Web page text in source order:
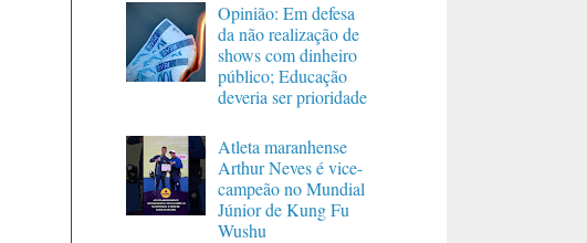
Opinião: Em defesa
da não realização de
shows com dinheiro
público; Educação
deveria ser prioridade
Atleta maranhense
Arthur Neves é vice-
campeão no Mundial
Júnior de Kung Fu
Wushu